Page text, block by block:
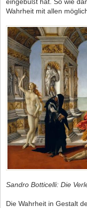
eingebüßt hat. So wie
Wahrheit mit allen
Sandro Botticelli: Die
Die Wahrheit in Gestalt